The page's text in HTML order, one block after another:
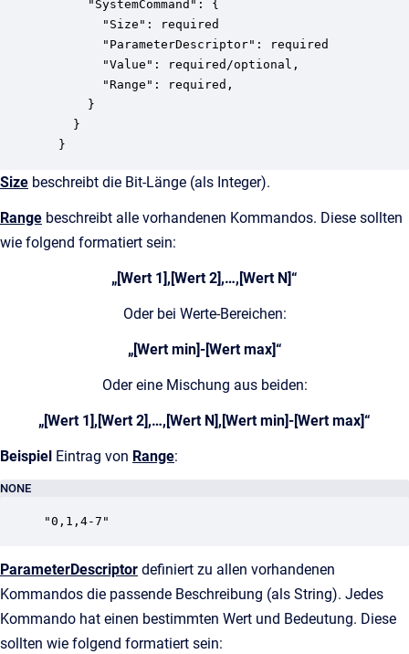
      "SystemCommand": {
        "Size": required
        "ParameterDescriptor": required
        "Value": required/optional,
        "Range": required,
      }
    }
  }
Size beschreibt die Bit-Länge (als Integer).
Range beschreibt alle vorhandenen Kommandos. Diese sollten
wie folgend formatiert sein:
„[Wert 1],[Wert 2],…,[Wert N]“
Oder bei Werte-Bereichen:
„[Wert min]-[Wert max]“
Oder eine Mischung aus beiden:
„[Wert 1],[Wert 2],…,[Wert N],[Wert min]-[Wert max]“
Beispiel Eintrag von Range:
NONE
"0,1,4-7"
ParameterDescriptor definiert zu allen vorhandenen
Kommandos die passende Beschreibung (als String). Jedes
Kommando hat einen bestimmten Wert und Bedeutung. Diese
sollten wie folgend formatiert sein: